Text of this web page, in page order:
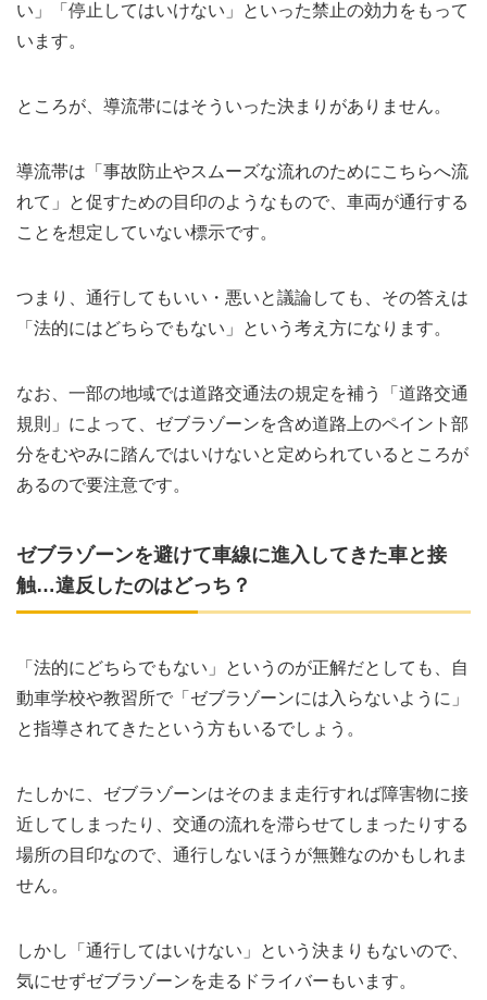
い」「停止してはいけない」といった禁止の効力をもって
います。
ところが、導流帯にはそういった決まりがありません。
導流帯は「事故防止やスムーズな流れのためにこちらへ流
れて」と促すための目印のようなもので、車両が通行する
ことを想定していない標示です。
つまり、通行してもいい・悪いと議論しても、その答えは
「法的にはどちらでもない」という考え方になります。
なお、一部の地域では道路交通法の規定を補う「道路交通
規則」によって、ゼブラゾーンを含め道路上のペイント部
分をむやみに踏んではいけないと定められているところが
あるので要注意です。
ゼブラゾーンを避けて車線に進入してきた車と接
触…違反したのはどっち？
「法的にどちらでもない」というのが正解だとしても、自
動車学校や教習所で「ゼブラゾーンには入らないように」
と指導されてきたという方もいるでしょう。
たしかに、ゼブラゾーンはそのまま走行すれば障害物に接
近してしまったり、交通の流れを滞らせてしまったりする
場所の目印なので、通行しないほうが無難なのかもしれま
せん。
しかし「通行してはいけない」という決まりもないので、
気にせずゼブラゾーンを走るドライバーもいます。